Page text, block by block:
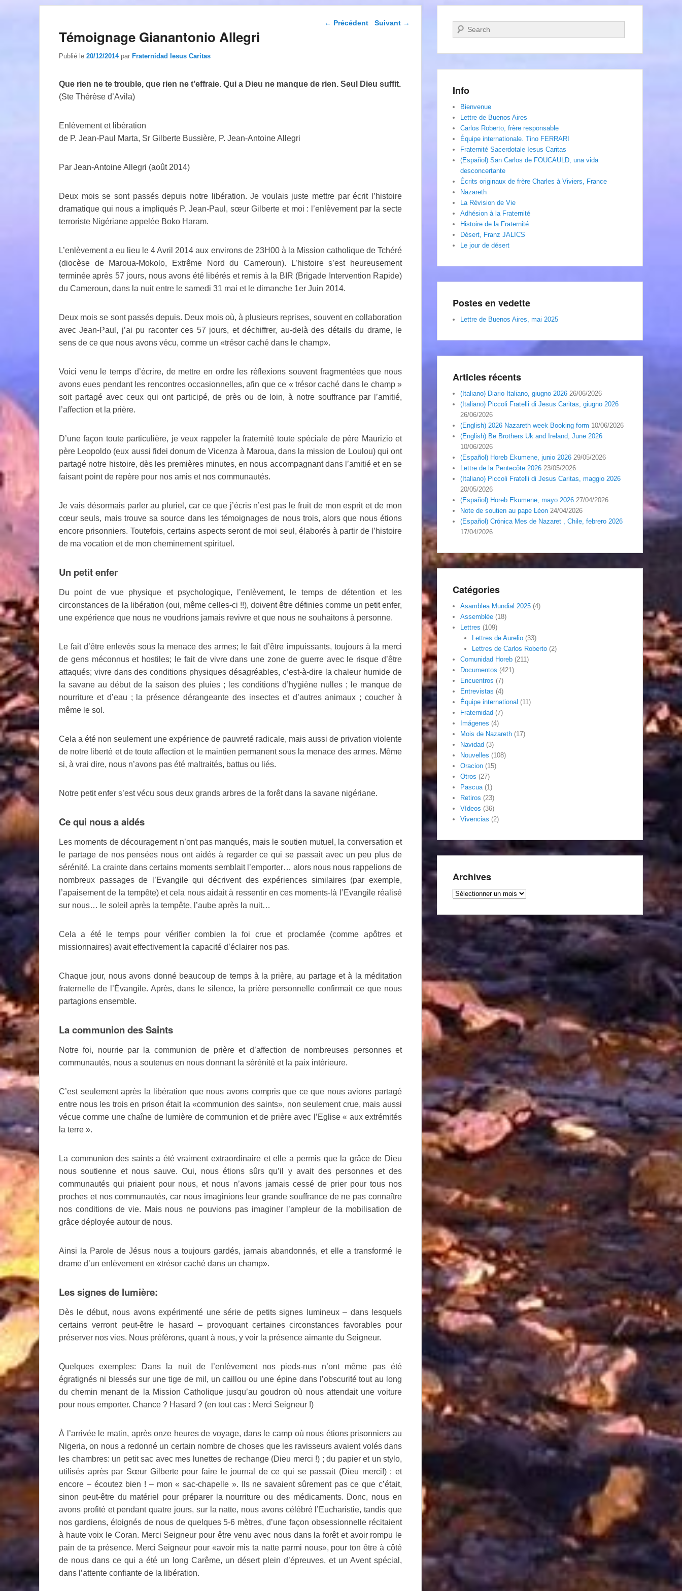
Navigation dans les
← Précédent Suivant →
Témoignage Gianantonio Allegri
Publié le 20/12/2014 par Fraternidad Iesus Caritas
Que rien ne te trouble, que rien ne t’effraie. Qui a Dieu ne manque de rien. Seul Dieu suffit.
(Ste Thérèse d’Avila)
Enlèvement et libération
de P. Jean-Paul Marta, Sr Gilberte Bussière, P. Jean-Antoine Allegri
Par Jean-Antoine Allegri (août 2014)
Deux mois se sont passés depuis notre libération. Je voulais juste mettre par écrit l’histoire
dramatique qui nous a impliqués P. Jean-Paul, sœur Gilberte et moi : l’enlèvement par la secte
terroriste Nigériane appelée Boko Haram.
L’enlèvement a eu lieu le 4 Avril 2014 aux environs de 23H00 à la Mission catholique de Tchéré
(diocèse de Maroua-Mokolo, Extrême Nord du Cameroun). L’histoire s’est heureusement
terminée après 57 jours, nous avons été libérés et remis à la BIR (Brigade Intervention Rapide)
du Cameroun, dans la nuit entre le samedi 31 mai et le dimanche 1er Juin 2014.
Deux mois se sont passés depuis. Deux mois où, à plusieurs reprises, souvent en collaboration
avec Jean-Paul, j’ai pu raconter ces 57 jours, et déchiffrer, au-delà des détails du drame, le
sens de ce que nous avons vécu, comme un «trésor caché dans le champ».
Voici venu le temps d’écrire, de mettre en ordre les réflexions souvent fragmentées que nous
avons eues pendant les rencontres occasionnelles, afin que ce « trésor caché dans le champ »
soit partagé avec ceux qui ont participé, de près ou de loin, à notre souffrance par l’amitié,
l’affection et la prière.
D’une façon toute particulière, je veux rappeler la fraternité toute spéciale de père Maurizio et
père Leopoldo (eux aussi fidei donum de Vicenza à Maroua, dans la mission de Loulou) qui ont
partagé notre histoire, dès les premières minutes, en nous accompagnant dans l’amitié et en se
faisant point de repère pour nos amis et nos communautés.
Je vais désormais parler au pluriel, car ce que j’écris n’est pas le fruit de mon esprit et de mon
cœur seuls, mais trouve sa source dans les témoignages de nous trois, alors que nous étions
encore prisonniers. Toutefois, certains aspects seront de moi seul, élaborés à partir de l’histoire
de ma vocation et de mon cheminement spirituel.
Un petit enfer
Du point de vue physique et psychologique, l’enlèvement, le temps de détention et les
circonstances de la libération (oui, même celles-ci !!), doivent être définies comme un petit enfer,
une expérience que nous ne voudrions jamais revivre et que nous ne souhaitons à personne.
Le fait d’être enlevés sous la menace des armes; le fait d’être impuissants, toujours à la merci
de gens méconnus et hostiles; le fait de vivre dans une zone de guerre avec le risque d’être
attaqués; vivre dans des conditions physiques désagréables, c’est-à-dire la chaleur humide de
la savane au début de la saison des pluies ; les conditions d’hygiène nulles ; le manque de
nourriture et d’eau ; la présence dérangeante des insectes et d’autres animaux ; coucher à
même le sol.
Cela a été non seulement une expérience de pauvreté radicale, mais aussi de privation violente
de notre liberté et de toute affection et le maintien permanent sous la menace des armes. Même
si, à vrai dire, nous n’avons pas été maltraités, battus ou liés.
Notre petit enfer s’est vécu sous deux grands arbres de la forêt dans la savane nigériane.
Ce qui nous a aidés
Les moments de découragement n’ont pas manqués, mais le soutien mutuel, la conversation et
le partage de nos pensées nous ont aidés à regarder ce qui se passait avec un peu plus de
sérénité. La crainte dans certains moments semblait l’emporter… alors nous nous rappelions de
nombreux passages de l’Evangile qui décrivent des expériences similaires (par exemple,
l’apaisement de la tempête) et cela nous aidait à ressentir en ces moments-là l’Evangile réalisé
sur nous… le soleil après la tempête, l’aube après la nuit…
Cela a été le temps pour vérifier combien la foi crue et proclamée (comme apôtres et
missionnaires) avait effectivement la capacité d’éclairer nos pas.
Chaque jour, nous avons donné beaucoup de temps à la prière, au partage et à la méditation
fraternelle de l’Évangile. Après, dans le silence, la prière personnelle confirmait ce que nous
partagions ensemble.
La communion des Saints
Notre foi, nourrie par la communion de prière et d’affection de nombreuses personnes et
communautés, nous a soutenus en nous donnant la sérénité et la paix intérieure.
C’est seulement après la libération que nous avons compris que ce que nous avions partagé
entre nous les trois en prison était la «communion des saints», non seulement crue, mais aussi
vécue comme une chaîne de lumière de communion et de prière avec l’Eglise « aux extrémités
la terre ».
La communion des saints a été vraiment extraordinaire et elle a permis que la grâce de Dieu
nous soutienne et nous sauve. Oui, nous étions sûrs qu’il y avait des personnes et des
communautés qui priaient pour nous, et nous n’avons jamais cessé de prier pour tous nos
proches et nos communautés, car nous imaginions leur grande souffrance de ne pas connaître
nos conditions de vie. Mais nous ne pouvions pas imaginer l’ampleur de la mobilisation de
grâce déployée autour de nous.
Ainsi la Parole de Jésus nous a toujours gardés, jamais abandonnés, et elle a transformé le
drame d’un enlèvement en «trésor caché dans un champ».
Les signes de lumière:
Dès le début, nous avons expérimenté une série de petits signes lumineux – dans lesquels
certains verront peut-être le hasard – provoquant certaines circonstances favorables pour
préserver nos vies. Nous préférons, quant à nous, y voir la présence aimante du Seigneur.
Quelques exemples: Dans la nuit de l’enlèvement nos pieds-nus n’ont même pas été
égratignés ni blessés sur une tige de mil, un caillou ou une épine dans l’obscurité tout au long
du chemin menant de la Mission Catholique jusqu’au goudron où nous attendait une voiture
pour nous emporter. Chance ? Hasard ? (en tout cas : Merci Seigneur !)
À l’arrivée le matin, après onze heures de voyage, dans le camp où nous étions prisonniers au
Nigeria, on nous a redonné un certain nombre de choses que les ravisseurs avaient volés dans
les chambres: un petit sac avec mes lunettes de rechange (Dieu merci !) ; du papier et un stylo,
utilisés après par Sœur Gilberte pour faire le journal de ce qui se passait (Dieu merci!) ; et
encore – écoutez bien ! – mon « sac-chapelle ». Ils ne savaient sûrement pas ce que c’était,
sinon peut-être du matériel pour préparer la nourriture ou des médicaments. Donc, nous en
avons profité et pendant quatre jours, sur la natte, nous avons célébré l’Eucharistie, tandis que
nos gardiens, éloignés de nous de quelques 5-6 mètres, d’une façon obsessionnelle récitaient
à haute voix le Coran. Merci Seigneur pour être venu avec nous dans la forêt et avoir rompu le
pain de ta présence. Merci Seigneur pour «avoir mis ta natte parmi nous», pour ton être à côté
de nous dans ce qui a été un long Carême, un désert plein d’épreuves, et un Avent spécial,
dans l’attente confiante de la libération.
Recherche
Info
Bienvenue
Lettre de Buenos Aires
Carlos Roberto, frère responsable
Équipe internationale. Tino FERRARI
Fraternité Sacerdotale Iesus Caritas
(Español) San Carlos de FOUCAULD, una vida
desconcertante
Écrits originaux de frère Charles à Viviers, France
Nazareth
La Révision de Vie
Adhésion à la Fraternité
Histoire de la Fraternité
Désert, Franz JALICS
Le jour de désert
Postes en vedette
Lettre de Buenos Aires, mai 2025
Articles récents
(Italiano) Diario Italiano, giugno 2026 26/06/2026
(Italiano) Piccoli Fratelli di Jesus Caritas, giugno 2026
26/06/2026
(English) 2026 Nazareth week Booking form 10/06/2026
(English) Be Brothers Uk and Ireland, June 2026
10/06/2026
(Español) Horeb Ekumene, junio 2026 29/05/2026
Lettre de la Pentecôte 2026 23/05/2026
(Italiano) Piccoli Fratelli di Jesus Caritas, maggio 2026
20/05/2026
(Español) Horeb Ekumene, mayo 2026 27/04/2026
Note de soutien au pape Léon 24/04/2026
(Español) Crónica Mes de Nazaret , Chile, febrero 2026
17/04/2026
Catégories
Asamblea Mundial 2025 (4)
Assemblée (18)
Lettres (109)
Lettres de Aurelio(33)
Lettres de Carlos Roberto(2)
Comunidad Horeb (211)
Documentos (421)
Encuentros (7)
Entrevistas (4)
Équipe international (11)
Fraternidad (7)
Imágenes (4)
Mois de Nazareth (17)
Navidad (3)
Nouvelles (108)
Oracion (15)
Otros (27)
Pascua(1)
Retiros (23)
Vídeos (36)
Vivencias (2)
Archives
Archives